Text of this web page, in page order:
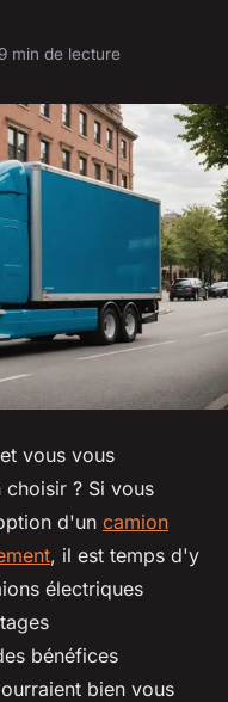
9 min de lecture
vous vous
? Si vous
d'un camion
, il est temps d'y
électriques
bénéfices
bien vous